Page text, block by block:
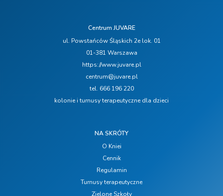
Centrum JUVARE
ul. Powstańców Śląskich 2e lok. 01
01-381 Warszawa
https://www.juvare.pl
centrum@juvare.pl
tel. 666 196 220
kolonie i turnusy terapeutyczne dla dzieci
NA SKRÓTY
O Kniei
Cennik
Regulamin
Turnusy terapeutyczne
Zielone Szkoły